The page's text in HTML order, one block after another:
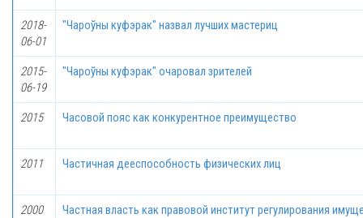
2018-
06-01
"Чароўны куфэрак" назвал лучших мастериц
2015-
06-19
"Чароўны куфэрак" очаровал зрителей
2015 Часовой пояс как конкурентное преимущество
2011 Частичная дееспособность физических лиц
2000 Частная власть как правовой институт регулирования